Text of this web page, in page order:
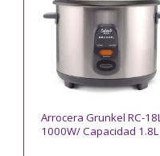
Arrocera Grunkel RC-
1000W/ Capacidad 1.8L